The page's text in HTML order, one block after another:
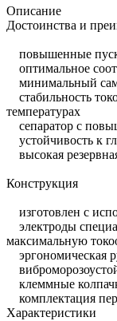
Описание
Достоинства и
повышенные
оптимальное
минимальный
стабильность
температурах
сепаратор с
устойчивость к
высокая
Конструкция
изготовлен с
электроды
максимальную
эргономическая
клеммные
комплектация
Характеристики